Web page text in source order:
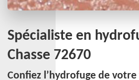
Spécialiste en
Chasse 72670
Confiez l’hydrofuge de